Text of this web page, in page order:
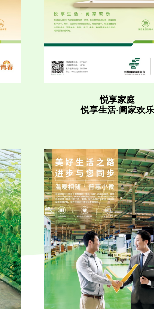
悦享家庭
悦享生活·阖家欢乐